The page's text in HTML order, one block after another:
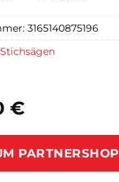
€
PARTNERSHOP
3165140875196
Stichsägen